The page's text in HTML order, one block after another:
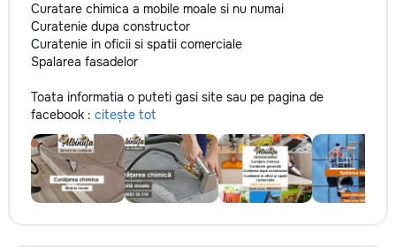
Curatare chimica a mobile moale si nu numai
Curatenie dupa constructor
Curatenie in oficii si spatii comerciale
Spalarea fasadelor
Toata informatia o puteti gasi site sau pe pagina de
facebook : citește tot